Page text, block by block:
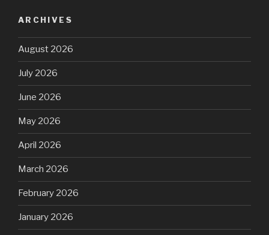
ARCHIVES
August 2026
July 2026
June 2026
May 2026
April 2026
March 2026
February 2026
January 2026